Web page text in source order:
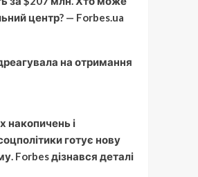
центр? — Forbes.ua
на отримання
накопичень і
готує нову
Forbes дізнався деталі